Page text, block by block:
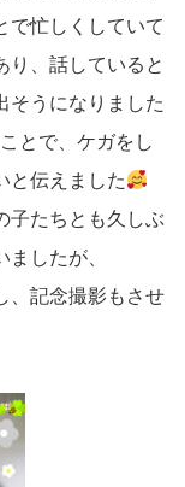
で忙しくしていて
り、話していると
そうになりました
とで、ケガをし
と伝えました
子たちとも久しぶ
したが、
、記念撮影もさせ